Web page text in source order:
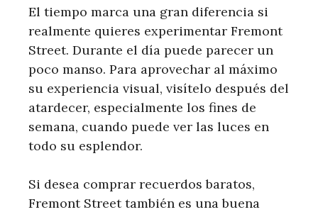
El tiempo marca una gran diferencia si
realmente quieres experimentar Fremont
Street. Durante el día puede parecer un
poco manso. Para aprovechar al máximo
su experiencia visual, visítelo después del
atardecer, especialmente los fines de
semana, cuando puede ver las luces en
todo su esplendor.
Si desea comprar recuerdos baratos,
Fremont Street también es una buena